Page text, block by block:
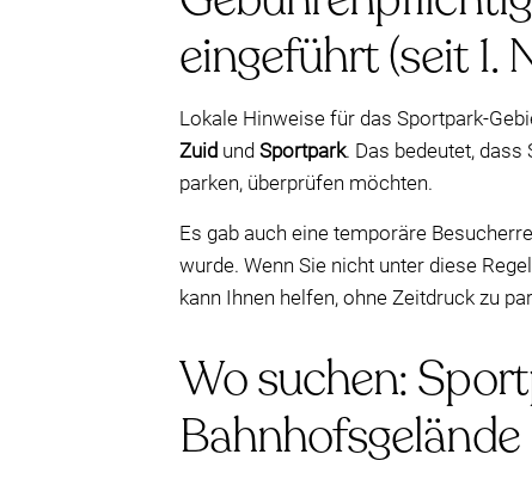
eingeführt (seit 1.
Lokale Hinweise für das Sportpark-
Zuid und Sportpark. Das bedeutet,
parken, überprüfen möchten.
Es gab auch eine temporäre
wurde. Wenn Sie nicht unter diese
kann Ihnen helfen, ohne Zeitdruck zu
Wo suchen:
Bahnhofsgelände